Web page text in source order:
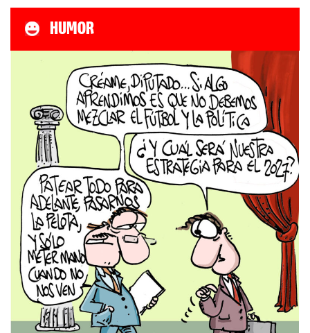
HUMOR